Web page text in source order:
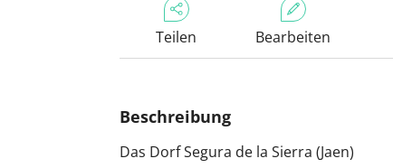
Teilen Bearbeiten
Beschreibung
Das Dorf Segura de la Sierra (Jaen)